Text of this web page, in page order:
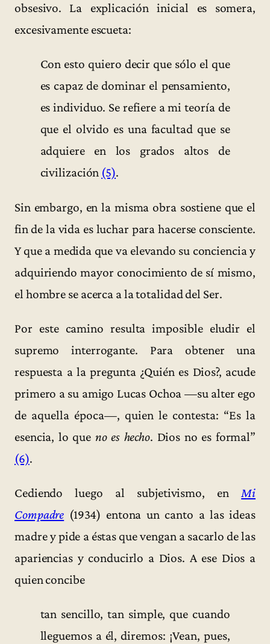
obsesivo. La explicación inicial es somera,
excesivamente escueta:
Con esto quiero decir que sólo el que
es capaz de dominar el pensamiento,
es individuo. Se refiere a mi teoría de
que el olvido es una facultad que se
adquiere en los grados altos de
civilización (5).
Sin embargo, en la misma obra sostiene que el
fin de la vida es luchar para hacerse consciente.
Y que a medida que va elevando su conciencia y
adquiriendo mayor conocimiento de sí mismo,
el hombre se acerca a la totalidad del Ser.
Por este camino resulta imposible eludir el
supremo interrogante. Para obtener una
respuesta a la pregunta ¿Quién es Dios?, acude
primero a su amigo Lucas Ochoa —su alter ego
de aquella época—, quien le contesta: “Es la
esencia, lo que no es hecho. Dios no es formal”
(6).
Cediendo luego al subjetivismo, enMi
Compadre (1934) entona un canto a las ideas
madre y pide a éstas que vengan a sacarlo de las
apariencias y conducirlo a Dios. A ese Dios a
quien concibe
tan sencillo, tan simple, que cuando
lleguemos a él, diremos: ¡Vean, pues,